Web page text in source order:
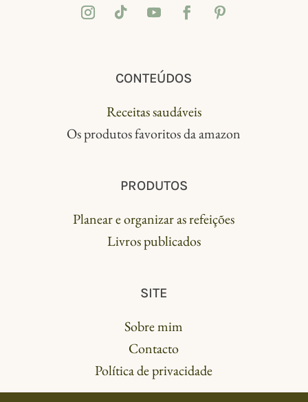
CONTEÚDOS
Receitas saudáveis
Os produtos favoritos da amazon
PRODUTOS
Planear e organizar as refeições
Livros publicados
SITE
Sobre mim
Contacto
Política de privacidade